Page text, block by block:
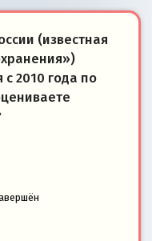
(известная
2010 года по